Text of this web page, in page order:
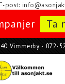
post:
Ta
Vimmerby - 072-